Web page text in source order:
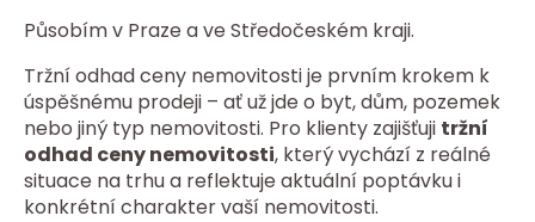
Působím v Praze a ve Středočeském kraji.
Tržní odhad ceny nemovitosti je prvním krokem k
úspěšnému prodeji – ať už jde o byt, dům, pozemek
nebo jiný typ nemovitosti. Pro klienty zajišťuji tržní
odhad ceny nemovitosti, který vychází z reálné
situace na trhu a reflektuje aktuální poptávku i
konkrétní charakter vaší nemovitosti.